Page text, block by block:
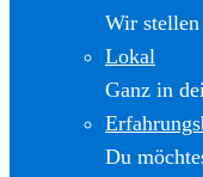
Wir
Lokal
Ganz in
Du